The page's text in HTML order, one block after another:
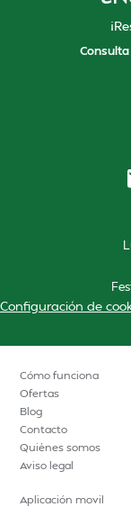
Consulta
Configuración de
Cómo funciona
Ofertas
Blog
Contacto
Quiénes somos
Aviso legal
Aplicación movil